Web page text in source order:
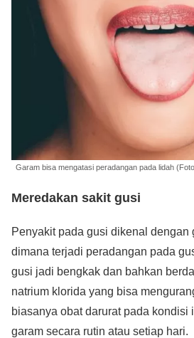
Garam bisa mengatasi peradangan pada lidah
Meredakan sakit gusi
Penyakit pada gusi dikenal dengan
dimana terjadi peradangan pada
gusi jadi bengkak dan bahkan
natrium klorida yang bisa
biasanya obat darurat pada kondisi
garam secara rutin atau setiap hari.